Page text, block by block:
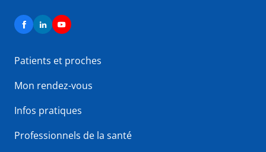
Patients et proches
Mon rendez-vous
Infos pratiques
Professionnels de la santé